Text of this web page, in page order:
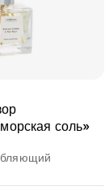
соль»